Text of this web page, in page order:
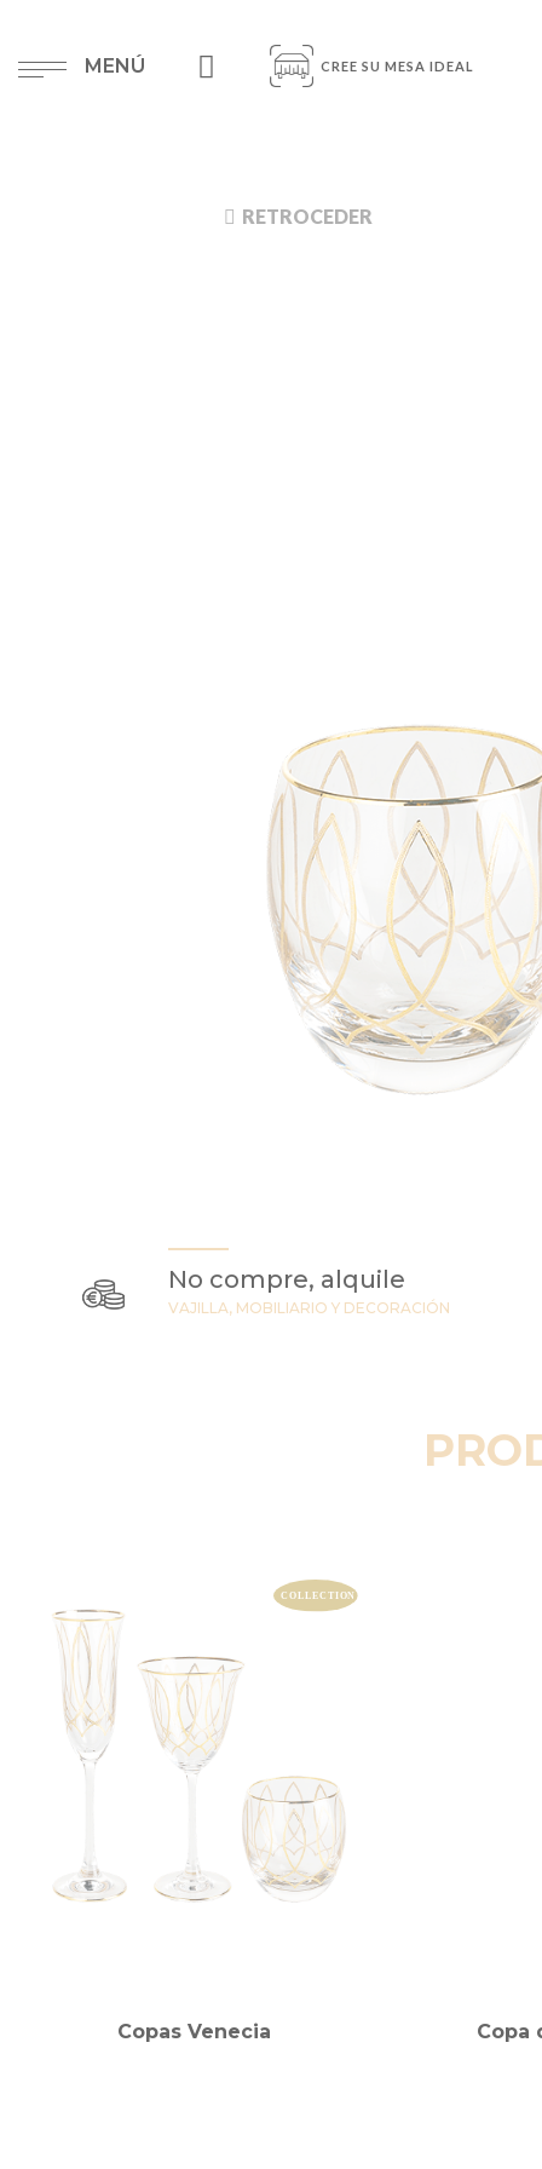
MENÚ CREE SU MESA IDEAL
RETROCEDER
No compre, alquile
VAJILLA, MOBILIARIO Y DECORACIÓN
Copas Venecia Copa